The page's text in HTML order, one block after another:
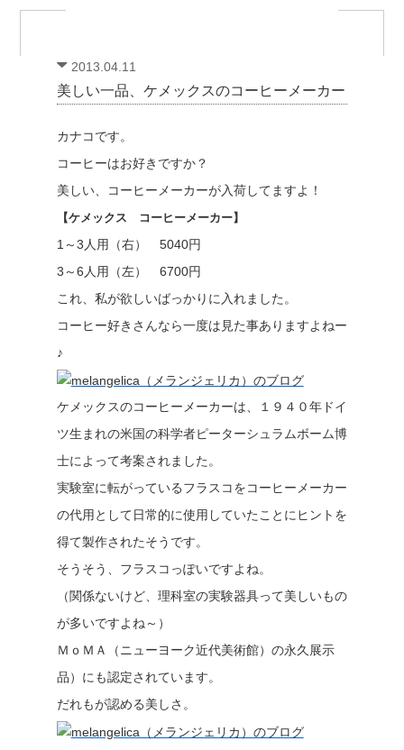
2013.04.11
美しい一品、ケメックスのコーヒーメーカー
カナコです。
コーヒーはお好きですか？
美しい、コーヒーメーカーが入荷してますよ！
【ケメックス コーヒーメーカー】
1～3人用（右） 5040円
3～6人用（左） 6700円
これ、私が欲しいばっかりに入れました。
コーヒー好きさんなら一度は見た事ありますよねー
♪
ケメックスのコーヒーメーカーは、１９４０年ドイ
ツ生まれの米国の科学者ピーターシュラムボーム博
士によって考案されました。
実験室に転がっているフラスコをコーヒーメーカー
の代用として日常的に使用していたことにヒントを
得て製作されたそうです。
そうそう、フラスコっぽいですよね。
（関係ないけど、理科室の実験器具って美しいもの
が多いですよね～）
ＭｏＭＡ（ニューヨーク近代美術館）の永久展示
品）にも認定されています。
だれもが認める美しさ。